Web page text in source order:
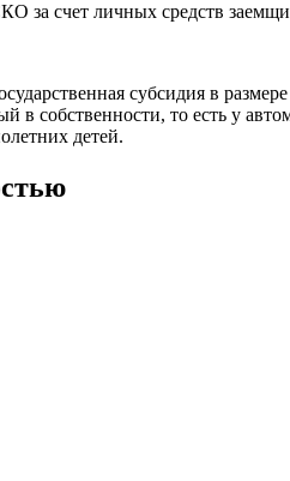
за счет личных средств
субсидия в
собственности, то есть у
детей.